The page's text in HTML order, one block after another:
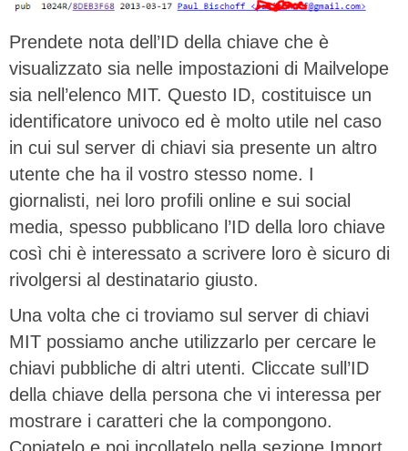
Prendete nota dell’ID della chiave che è
visualizzato sia nelle impostazioni di Mailvelope
sia nell’elenco MIT. Questo ID, costituisce un
identificatore univoco ed è molto utile nel caso
in cui sul server di chiavi sia presente un altro
utente che ha il vostro stesso nome. I
giornalisti, nei loro profili online e sui social
media, spesso pubblicano l’ID della loro chiave
così chi è interessato a scrivere loro è sicuro di
rivolgersi al destinatario giusto.
Una volta che ci troviamo sul server di chiavi
MIT possiamo anche utilizzarlo per cercare le
chiavi pubbliche di altri utenti. Cliccate sull’ID
della chiave della persona che vi interessa per
mostrare i caratteri che la compongono.